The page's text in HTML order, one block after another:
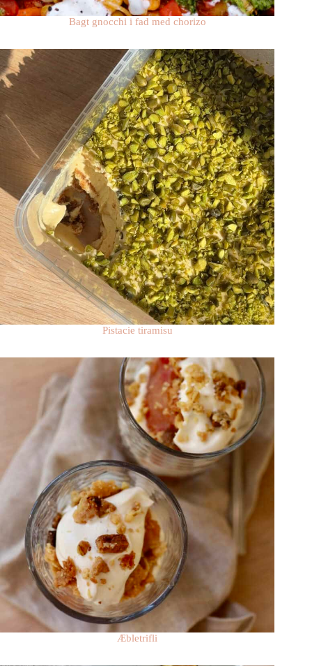
Bagt gnocchi i fad med chorizo
Pistacie tiramisu
Æbletrifli